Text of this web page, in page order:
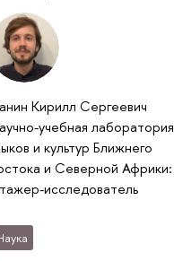
Кирилл Сергеевич
учебная лаборатория
и культур Ближнего
и Северной Африки:
исследователь